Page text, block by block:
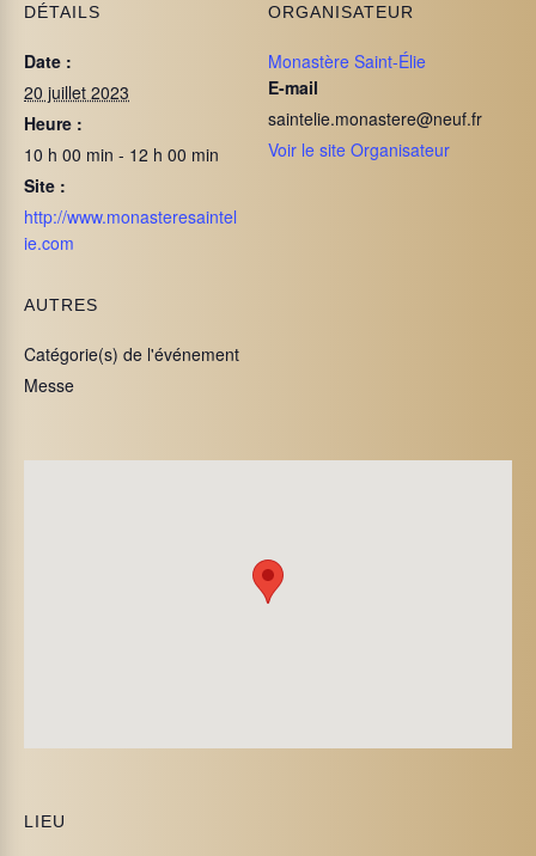
DÉTAILS
Date :
20 juillet 2023
Heure :
10 h 00 min - 12 h 00 min
Site :
http://www.monasteresaintel
ie.com
ORGANISATEUR
Monastère Saint-Élie
E-mail
saintelie.monastere@neuf.fr
Voir le site Organisateur
AUTRES
Catégorie(s) de l'événement
Messe
LIEU